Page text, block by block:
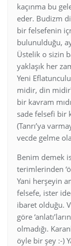
kaçınma bu
eder. Budizm
bir felsefenin
bulunulduğu,
Üstelik o sizin
yaklaşık her
Yeni
midir, din
bir kavram
sade felsefi bir
(Tanrı’ya
vecde gelme
Benim demek
terimlerinden
Yani herşeyin
felsefe, ister
ibaret olduğu.
göre
olmadığı.
öyle bir şey :-)